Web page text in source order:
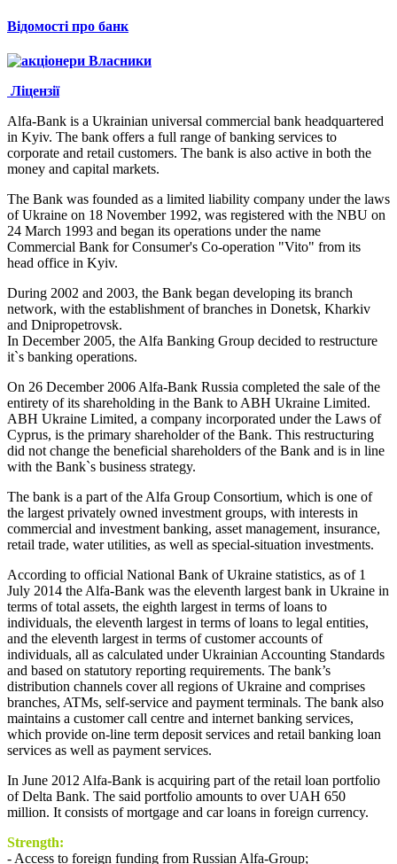
Відомості про банк
Власники
Ліцензії
Alfa-Bank is a Ukrainian universal commercial bank headquartered
in Kyiv. The bank offers a full range of banking services to
corporate and retail customers. The bank is also active in both the
money and capital markets.
The Bank was founded as a limited liability company under the laws
of Ukraine on 18 November 1992, was registered with the NBU on
24 March 1993 and began its operations under the name
Commercial Bank for Consumer's Co-operation "Vito" from its
head office in Kyiv.
During 2002 and 2003, the Bank began developing its branch
network, with the establishment of branches in Donetsk, Kharkiv
and Dnipropetrovsk.
In December 2005, the Alfa Banking Group decided to restructure
it`s banking operations.
On 26 December 2006 Alfa-Bank Russia completed the sale of the
entirety of its shareholding in the Bank to ABH Ukraine Limited.
ABH Ukraine Limited, a company incorporated under the Laws of
Cyprus, is the primary shareholder of the Bank. This restructuring
did not change the beneficial shareholders of the Bank and is in line
with the Bank`s business strategy.
The bank is a part of the Alfa Group Consortium, which is one of
the largest privately owned investment groups, with interests in
commercial and investment banking, asset management, insurance,
retail trade, water utilities, as well as special-situation investments.
According to official National Bank of Ukraine statistics, as of 1
July 2014 the Alfa-Bank was the eleventh largest bank in Ukraine in
terms of total assets, the eighth largest in terms of loans to
individuals, the eleventh largest in terms of loans to legal entities,
and the eleventh largest in terms of customer accounts of
individuals, all as calculated under Ukrainian Accounting Standards
and based on statutory reporting requirements. The bank’s
distribution channels cover all regions of Ukraine and comprises
branches, ATMs, self-service and payment terminals. The bank also
maintains a customer call centre and internet banking services,
which provide on-line term deposit services and retail banking loan
services as well as payment services.
In June 2012 Alfa-Bank is acquiring part of the retail loan portfolio
of Delta Bank. The said portfolio amounts to over UAH 650
million. It consists of mortgage and car loans in foreign currency.
Strength:
- Access to foreign funding from Russian Alfa-Group;